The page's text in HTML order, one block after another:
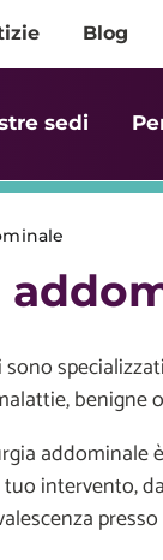
Blog
sedi
sono
benigne
intervento,